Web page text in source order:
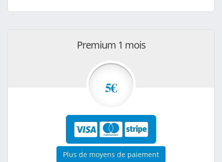
Premium 1 mois
5€
Plus de moyens de paiement